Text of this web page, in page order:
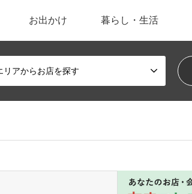
お出かけ 暮らし・生活
リアからお店を探す